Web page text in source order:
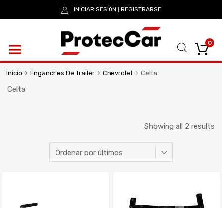
INICIAR SESIÓN REGISTRARSE
0
Inicio Enganches De Trailer Chevrolet Celta
Celta
Showing all 2 results